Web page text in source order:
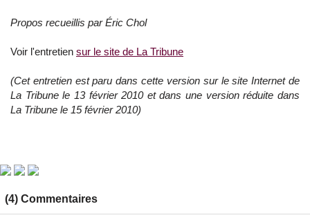
Propos recueillis par Éric Chol
Voir l'entretien sur le site de La Tribune
(Cet entretien est paru dans cette version sur le site Internet de
La Tribune le 13 février 2010 et dans une version réduite dans
La Tribune le 15 février 2010)
(4) Commentaires